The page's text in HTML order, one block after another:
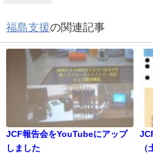
福島支援の関連記事
JCF報告会をYouTubeにアップ
しました